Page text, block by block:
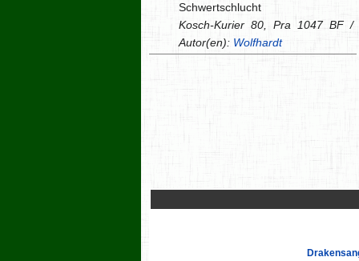
Schwertschlucht
Kosch-Kurier 80, Pra 1047 BF /
Autor(en): Wolfhardt